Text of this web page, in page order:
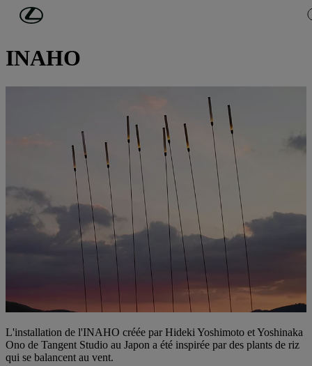
Passer au contenu principal
DÉCOUVREZ LEXUS
INAHO
L'installation de l'INAHO créée par Hideki Yoshimoto et Yoshinaka
Ono de Tangent Studio au Japon a été inspirée par des plants de riz
qui se balancent au vent.